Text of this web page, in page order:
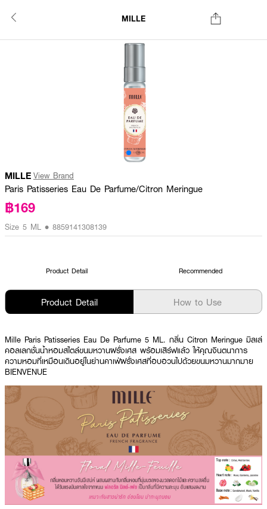
MILLE
MILLE View Brand
Paris Patisseries Eau De Parfume/Citron Meringue
฿169
Size 5 ML • 8859141308139
Product Detail Recommended
Product Detail How to Use
Mille Paris Patisseries Eau De Parfume 5 ML. กลิ่น Citron Meringue มิลเล่
คอลเลกชั่นน้ำหอมสไตล์ขนมหวานฝรั่งเศส พร้อมเสิร์ฟแล้ว ให้คุณจินตนาการ
ความหอมที่เหมือนเดินอยู่ในย่านคาเฟ่ฝรั่งเศสที่อบอวนไปด้วยขนมหวานมากมาย
BIENVENUE